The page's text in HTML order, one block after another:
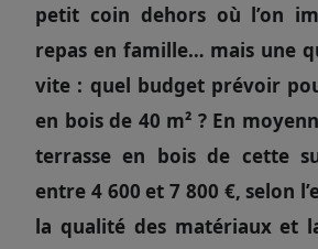
petit coin dehors où l’on
repas en famille… mais une
vite : quel budget prévoir
en bois de 40 m² ? En
terrasse en bois de cette
entre 4 600 et 7 800 €, selon
la qualité des matériaux et